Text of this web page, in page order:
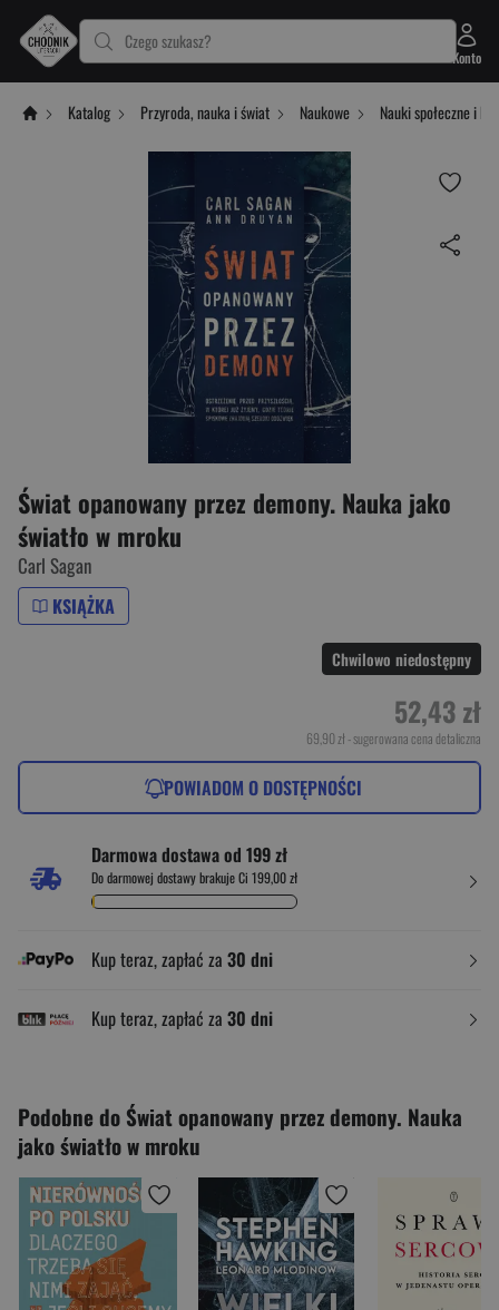
Czego szukasz?
Konto
Katalog Przyroda, nauka i świat Naukowe Nauki społeczne i
Świat opanowany przez demony. Nauka jako
światło w mroku
Carl Sagan
KSIĄŻKA
Chwilowo niedostępny
52,43 zł
69,90 zł- sugerowana cena detaliczna
POWIADOM O DOSTĘPNOŚCI
Darmowa dostawa od 199 zł
Do darmowej dostawy brakuje Ci 199,00 zł
Kup teraz, zapłać za 30 dni
Kup teraz, zapłać za 30 dni
Podobne do Świat opanowany przez demony. Nauka
jako światło w mroku